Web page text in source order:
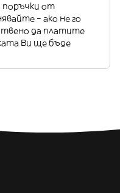
поръчки от
– ако не го
да платите
Ви ще бъде